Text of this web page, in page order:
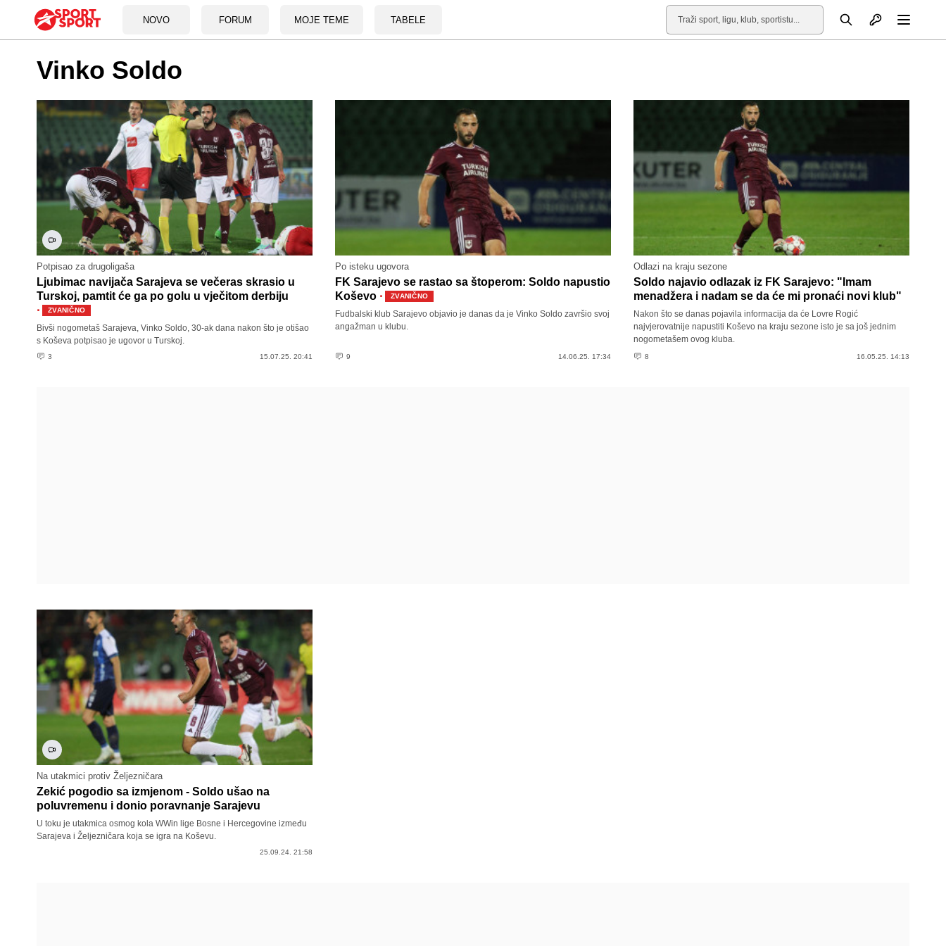
NOVO FORUM MOJE TEME TABELE
Pretraga Otvori profil
Vinko Soldo
Potpisao za drugoligaša
Ljubimac navijača Sarajeva se večeras skrasio u
Turskoj, pamtit će ga po golu u vječitom derbiju
· ZVANIČNO
Bivši nogometaš Sarajeva, Vinko Soldo, 30-ak dana nakon što je otišao
s Koševa potpisao je ugovor u Turskoj.
3 15.07.25. 20:41
Po isteku ugovora
FK Sarajevo se rastao sa štoperom: Soldo napustio
Koševo · ZVANIČNO
Fudbalski klub Sarajevo objavio je danas da je Vinko Soldo završio svoj
angažman u klubu.
9 14.06.25. 17:34
Odlazi na kraju sezone
Soldo najavio odlazak iz FK Sarajevo: "Imam
menadžera i nadam se da će mi pronaći novi klub"
Nakon što se danas pojavila informacija da će Lovre Rogić
najvjerovatnije napustiti Koševo na kraju sezone isto je sa još jednim
nogometašem ovog kluba.
8 16.05.25. 14:13
Na utakmici protiv Željezničara
Zekić pogodio sa izmjenom - Soldo ušao na
poluvremenu i donio poravnanje Sarajevu
U toku je utakmica osmog kola WWin lige Bosne i Hercegovine između
Sarajeva i Željezničara koja se igra na Koševu.
25.09.24. 21:58